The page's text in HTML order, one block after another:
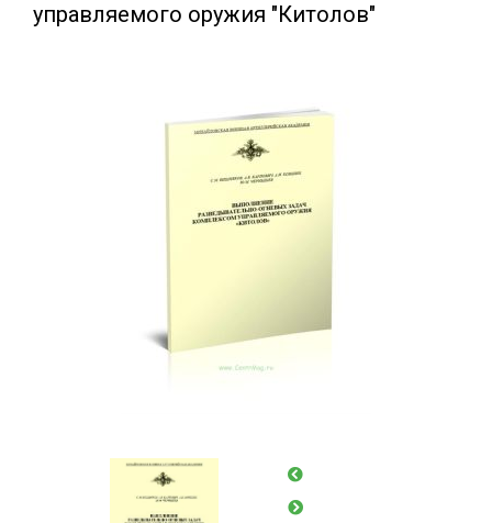
управляемого оружия "Китолов"